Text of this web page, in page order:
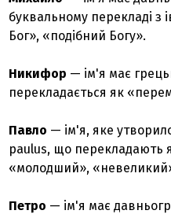
буквальному перекладі з
Бог», «подібний Богу».
Никифор — ім'я має
перекладається як
Павло — ім'я, яке
paulus, що перекладають
«молодший»,
Петро — ім'я має